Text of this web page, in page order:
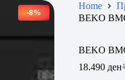
-8%
Home
BEKO
BEKO
18.490 ден